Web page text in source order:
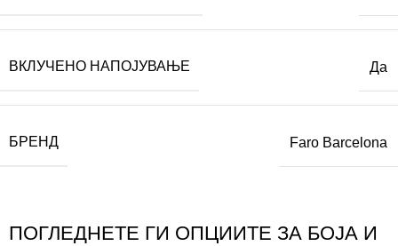
ВКЛУЧЕНО НАПОЈУВАЊЕ Да
БРЕНД Faro Barcelona
ПОГЛЕДНЕТЕ ГИ ОПЦИИТЕ ЗА БОЈА И